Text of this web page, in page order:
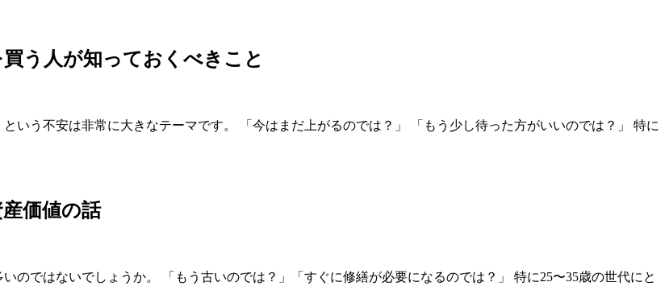
う人が知っておくべきこと
いう不安は非常に大きなテーマです。 「今はまだ上がるのでは？」 「もう少し待った方がいいのでは？」 特に
価値の話
のではないでしょうか。 「もう古いのでは？」「すぐに修繕が必要になるのでは？」 特に25〜35歳の世代にと